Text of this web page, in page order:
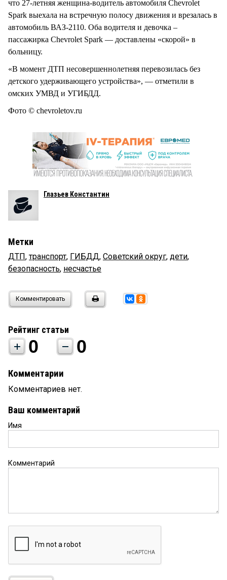
что 27-летняя женщина-водитель автомобиля Chevrolet
Spark выехала на встречную полосу движения и врезалась в
автомобиль ВАЗ-2110. Оба водителя и девочка –
пассажирка Chevrolet Spark — доставлены «скорой» в
больницу.
«В момент ДТП несовершеннолетняя перевозилась без
детского удерживающего устройства», — отметили в
омских УМВД и УГИБДД.
Фото © chevroletov.ru
Глазьев Константин
Метки
ДТП,транспорт, ГИБДД, Советский округ, дети,
безопасность, несчастье
Комментировать
Рейтинг статьи
0 0
Комментарии
Комментариев нет.
Ваш комментарий
Имя
Комментарий